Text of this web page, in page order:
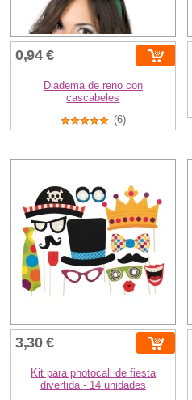
0,94 €
Diadema de reno con
cascabeles
(6)
3,30 €
Kit para photocall de fiesta
divertida - 14 unidades